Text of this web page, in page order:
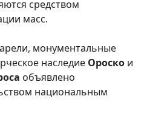
средством
масс.
монументальные
наследие Ороско и
объявлено
национальным